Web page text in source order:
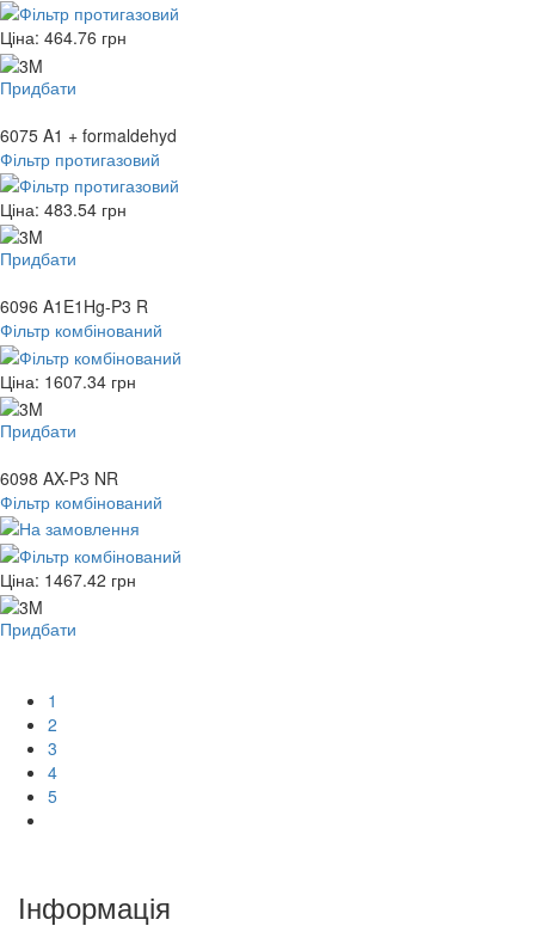
Ціна: 464.76 грн
Придбати
6075 A1 + formaldehyd
Фільтр протигазовий
Ціна: 483.54 грн
Придбати
6096 A1E1Hg-P3 R
Фільтр комбінований
Ціна: 1607.34 грн
Придбати
6098 AX-P3 NR
Фільтр комбінований
Ціна: 1467.42 грн
Придбати
1
2
3
4
5
Інформація